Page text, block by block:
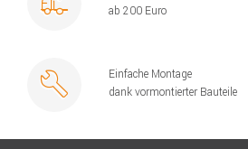
ab 200 Euro
Einfache Montage
dank vormontierter Bauteile